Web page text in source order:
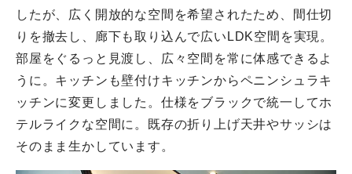
したが、広く開放的な空間を希望されたため、間仕切
りを撤去し、廊下も取り込んで広いLDK空間を実現。
部屋をぐるっと見渡し、広々空間を常に体感できるよ
うに。キッチンも壁付けキッチンからペニンシュラキ
ッチンに変更しました。仕様をブラックで統一してホ
テルライクな空間に。既存の折り上げ天井やサッシは
そのまま生かしています。